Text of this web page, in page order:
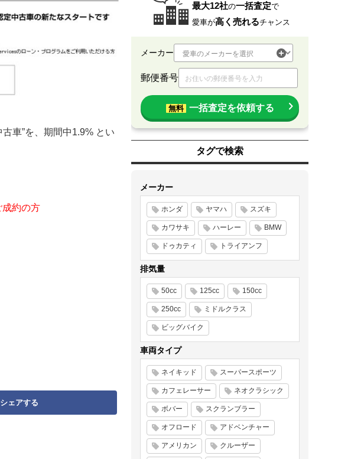
車”を、期間中1.9% とい
約の方
シェアする
最大12社の一括査定で
愛車が高く売れるチャンス
メーカー
郵便番号
無料 一括査定を依頼する
タグで検索
メーカー
ホンダ ヤマハ スズキ
カワサキ ハーレー BMW
ドゥカティ トライアンフ
排気量
50cc 125cc 150cc
250cc ミドルクラス
ビッグバイク
車両タイプ
ネイキッド スーパースポーツ
カフェレーサー ネオクラシック
ボバー スクランブラー
オフロード アドベンチャー
アメリカン クルーザー